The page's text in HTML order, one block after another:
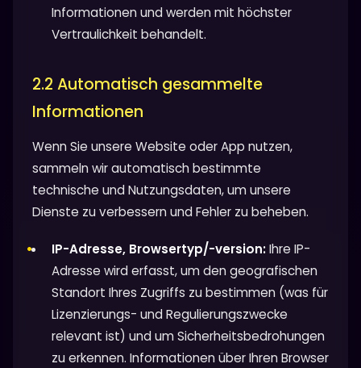
Informationen und werden mit höchster
Vertraulichkeit behandelt.
2.2 Automatisch gesammelte
Informationen
Wenn Sie unsere Website oder App nutzen,
sammeln wir automatisch bestimmte
technische und Nutzungsdaten, um unsere
Dienste zu verbessern und Fehler zu beheben.
IP-Adresse, Browsertyp/-version:Ihre IP-
Adresse wird erfasst, um den geografischen
Standort Ihres Zugriffs zu bestimmen (was für
Lizenzierungs- und Regulierungszwecke
relevant ist) und um Sicherheitsbedrohungen
zu erkennen. Informationen über Ihren Browser